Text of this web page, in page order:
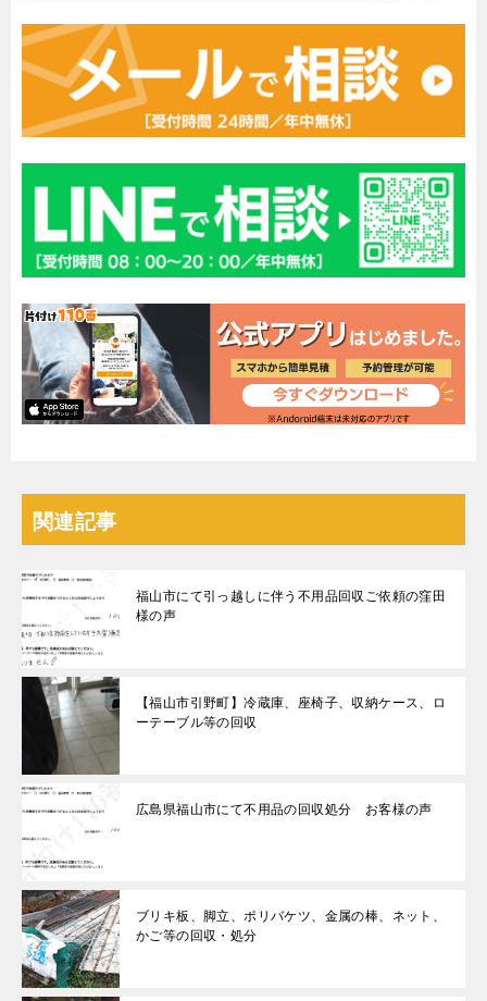
関連記事
福山市にて引っ越しに伴う不用品回収ご依頼の窪田
様の声
【福山市引野町】冷蔵庫、座椅子、収納ケース、ロ
ーテーブル等の回収
広島県福山市にて不用品の回収処分 お客様の声
ブリキ板、脚立、ポリバケツ、金属の棒、ネット、
かご等の回収・処分